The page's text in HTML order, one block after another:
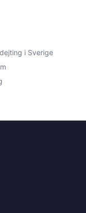
i Sverige